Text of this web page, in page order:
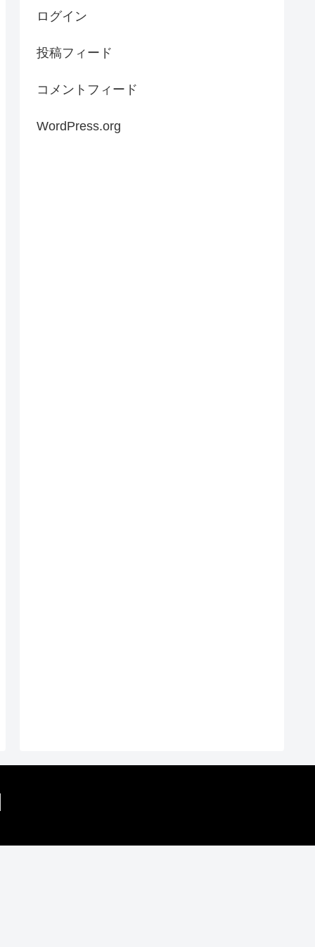
ログイン
投稿フィード
コメントフィード
WordPress.org